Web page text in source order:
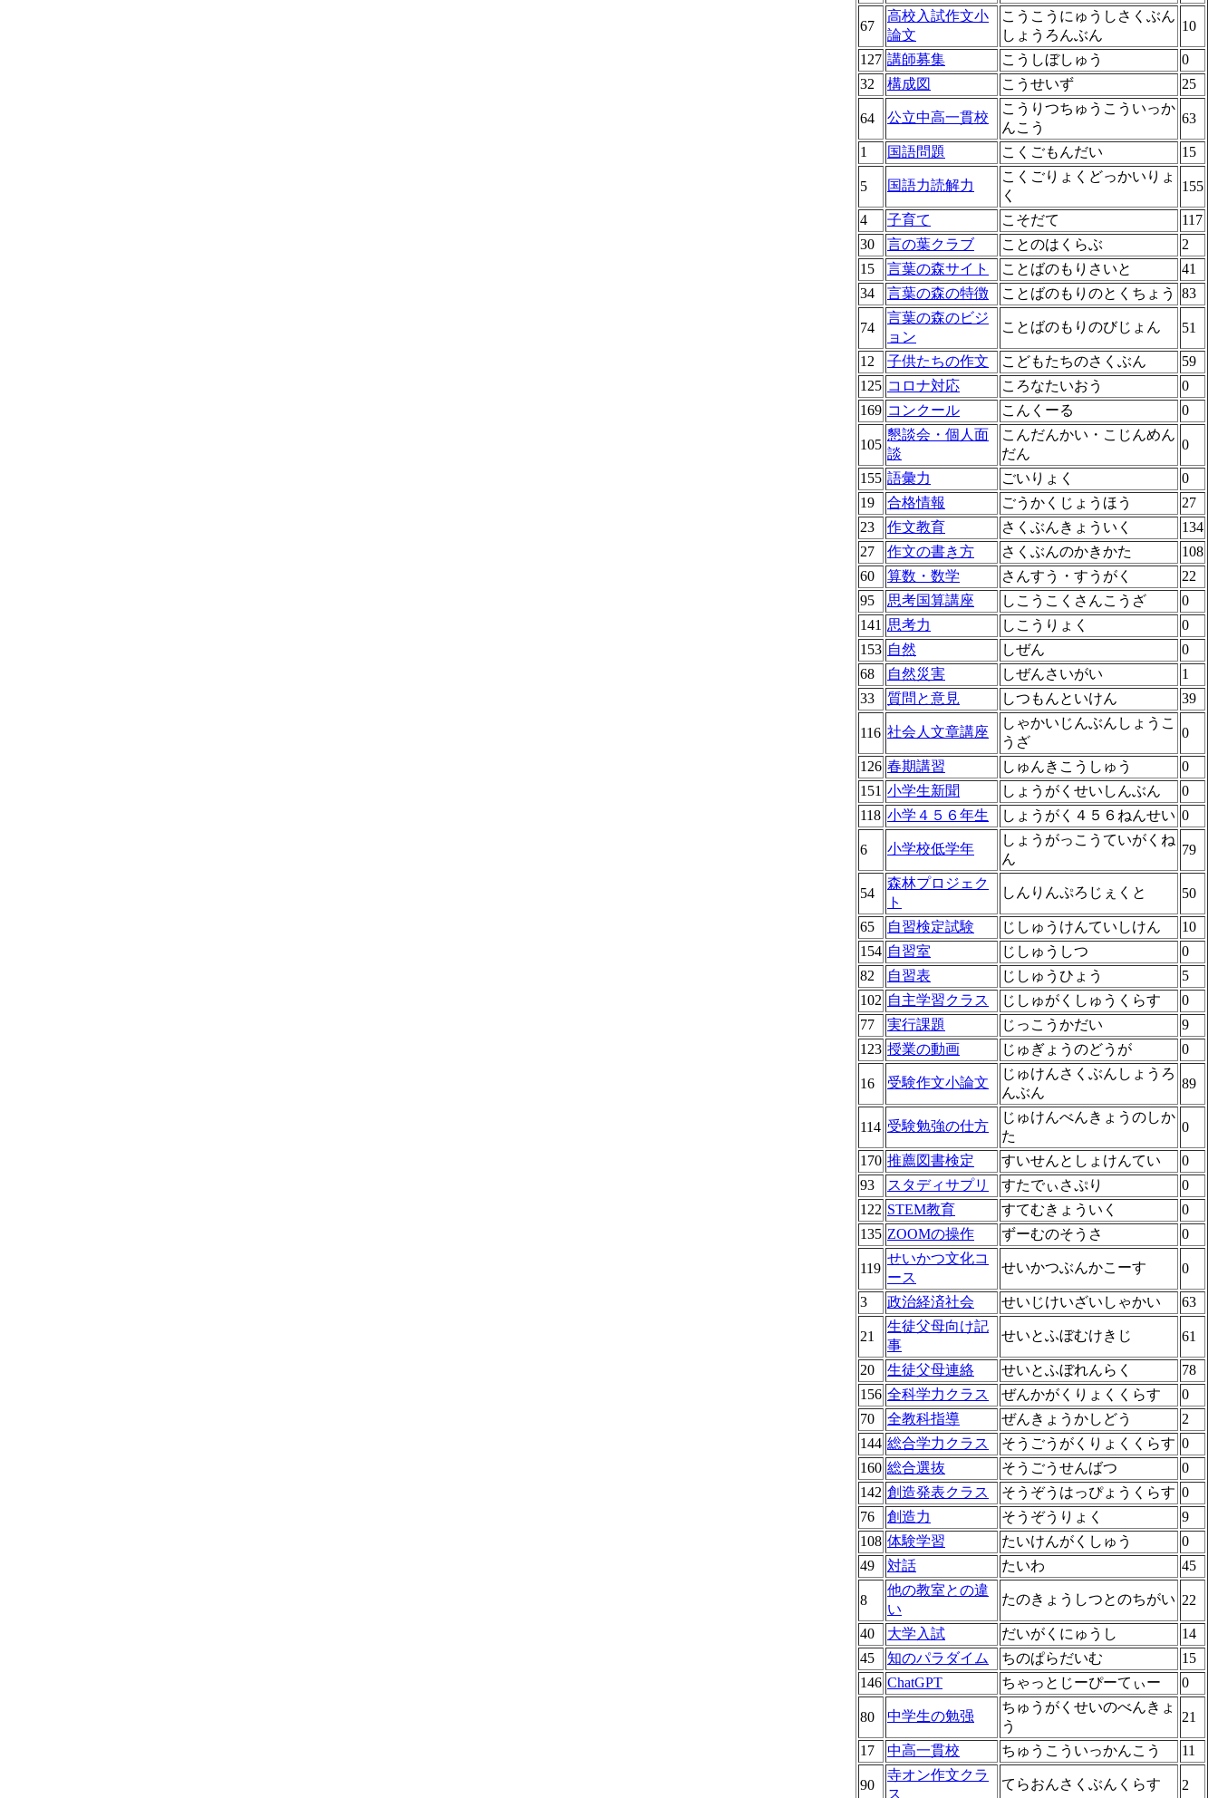
67
高校入試作文小
論文
こうこうにゅうしさくぶん
しょうろんぶん
10
127 講師募集 こうしぼしゅう
0
32
構成図 こうせいず 25
64 公立中高一貫校
こうりつちゅうこういっか
んこう
63
1 国語問題 こくごもんだい 15
5 国語力読解力
こくごりょくどっかいりょ
く
155
4 子育て こそだて
117
30
言の葉クラブ ことのはくらぶ
2
15
言葉の森サイト ことばのもりさいと
41
34
言葉の森の特徴 ことばのもりのとくちょう 83
74
言葉の森のビジ
ョン
ことばのもりのびじょん 51
12 子供たちの作文 こどもたちのさくぶん
59
125 コロナ対応 ころなたいおう
0
169 コンクール こんくーる 0
105
懇談会・個人面
談
こんだんかい・こじんめん
だん
0
155 語彙力 ごいりょく
0
19
合格情報 ごうかくじょうほう
27
23
作文教育 さくぶんきょういく
134
27
作文の書き方 さくぶんのかきかた
108
60
算数・数学 さんすう・すうがく
22
95
思考国算講座 しこうこくさんこうざ
0
141 思考力 しこうりょく
0
153 自然 しぜん
0
68
自然災害 しぜんさいがい
1
33
質問と意見 しつもんといけん 39
116 社会人文章講座
しゃかいじんぶんしょうこ
うざ
0
126 春期講習 しゅんきこうしゅう
0
151 小学生新聞 しょうがくせいしんぶん
0
118 小学４５６年生 しょうがく４５６ねんせい 0
6 小学校低学年
しょうがっこうていがくね
ん
79
54
森林プロジェク
ト
しんりんぷろじぇくと 50
65 自習検定試験 じしゅうけんていしけん
10
154 自習室 じしゅうしつ
0
82
自習表 じしゅうひょう
5
102 自主学習クラス じしゅがくしゅうくらす
0
77
実行課題 じっこうかだい
9
123 授業の動画 じゅぎょうのどうが 0
16 受験作文小論文
じゅけんさくぶんしょうろ
んぶん
89
114 受験勉強の仕方
じゅけんべんきょうのしか
た
0
170 推薦図書検定 すいせんとしょけんてい
0
93
スタディサプリ すたでぃさぷり
0
122 STEM教育 すてむきょういく
0
135 ZOOMの操作 ずーむのそうさ 0
119
せいかつ文化コ
ース
せいかつぶんかこーす 0
3 政治経済社会 せいじけいざいしゃかい 63
21
生徒父母向け記
事
せいとふぼむけきじ 61
20 生徒父母連絡 せいとふぼれんらく
78
156 全科学力クラス ぜんかがくりょくくらす
0
70
全教科指導 ぜんきょうかしどう
2
144 総合学力クラス そうごうがくりょくくらす 0
160 総合選抜 そうごうせんばつ
0
142 創造発表クラス そうぞうはっぴょうくらす 0
76
創造力 そうぞうりょく
9
108 体験学習 たいけんがくしゅう
0
49
対話 たいわ 45
8
他の教室との違
い
たのきょうしつとのちがい 22
40 大学入試 だいがくにゅうし
14
45
知のパラダイム ちのぱらだいむ
15
146 ChatGPT ちゃっとじーぴーてぃー 0
80 中学生の勉强
ちゅうがくせいのべんきょ
う
21
17 中高一貫校 ちゅうこういっかんこう 11
90
寺オン作文クラ
ス
てらおんさくぶんくらす 2